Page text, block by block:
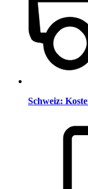
Schweiz: